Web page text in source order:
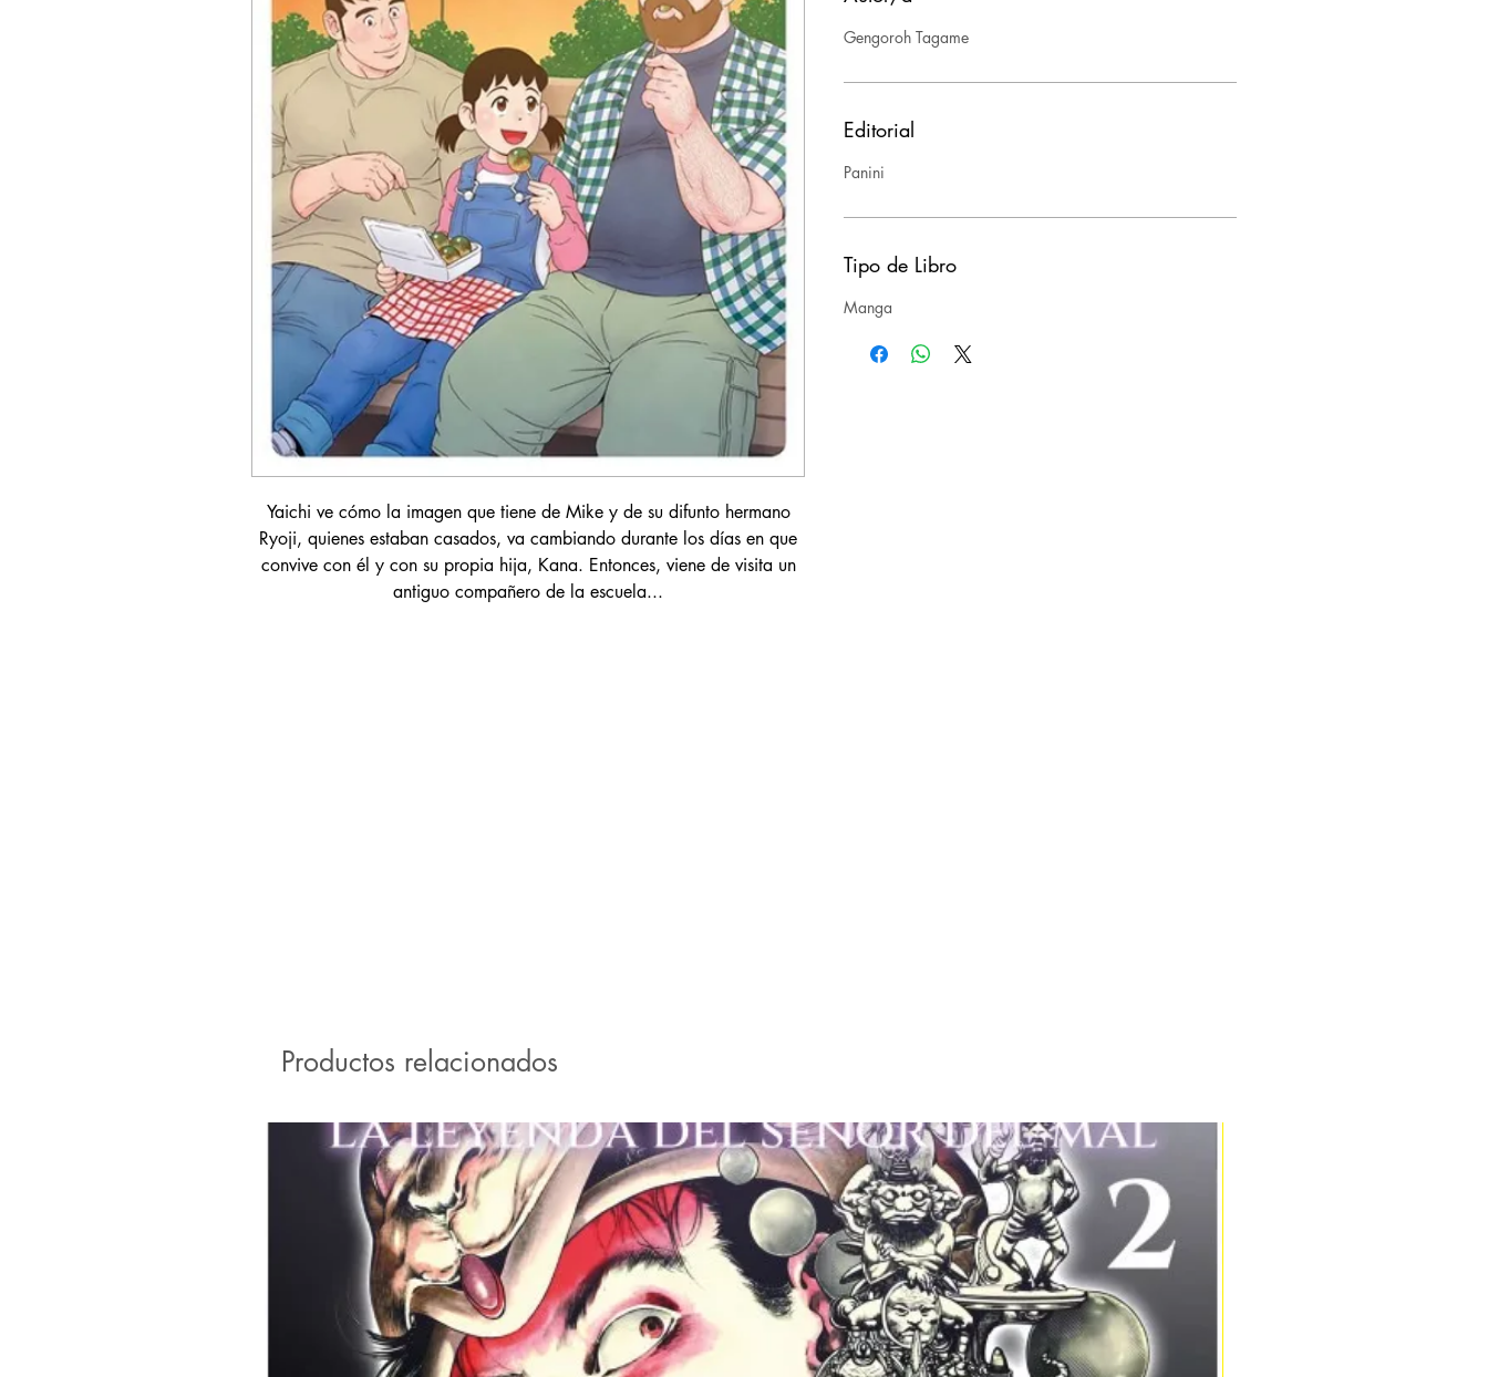
Yaichi ve cómo la imagen que tiene de Mike y de su difunto hermano
Ryoji, quienes estaban casados, va cambiando durante los días en que
convive con él y con su propia hija, Kana. Entonces, viene de visita un
antiguo compañero de la escuela...
Gengoroh Tagame
Editorial
Panini
Tipo de Libro
Manga
Productos relacionados